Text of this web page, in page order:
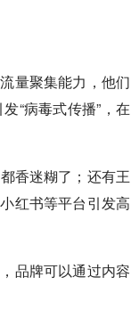
量聚集能力，他们
“病毒式传播”，在
香迷糊了；还有王
红书等平台引发高
品牌可以通过内容